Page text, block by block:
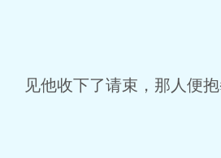
见他收下了请束，那人便抱